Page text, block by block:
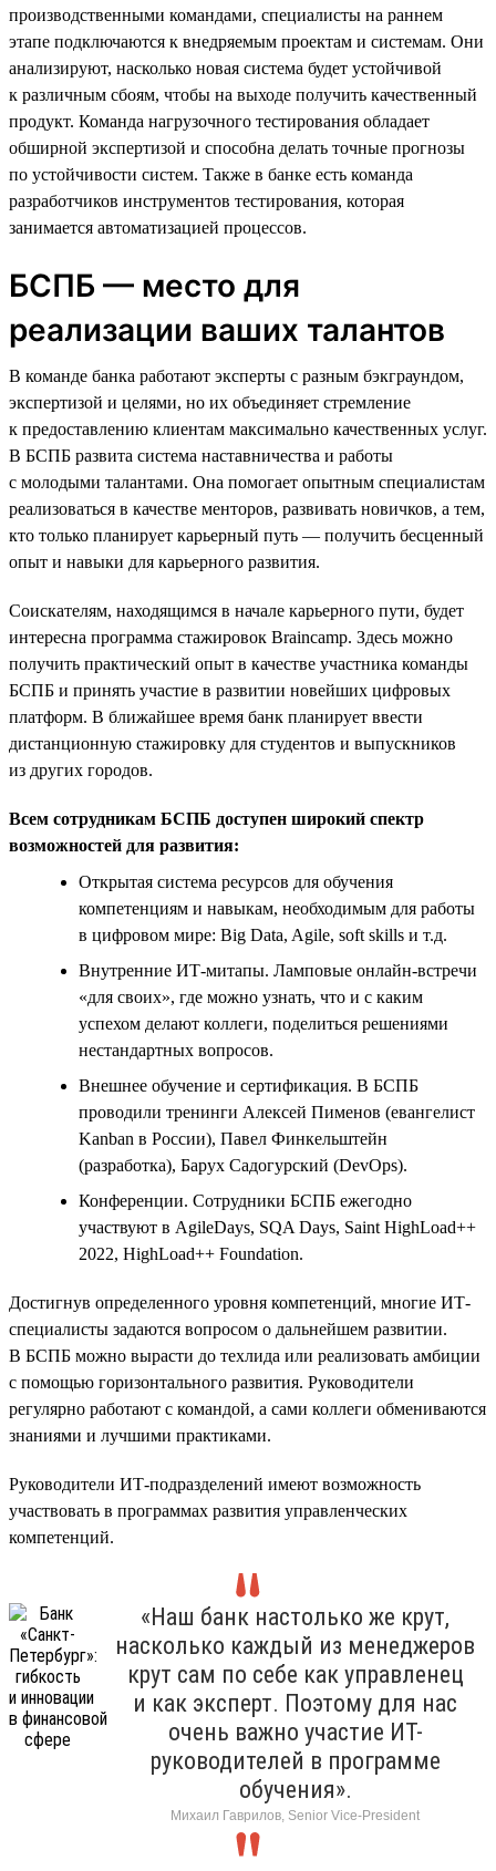
производственными командами, специалисты на раннем
этапе подключаются к внедряемым проектам и системам. Они
анализируют, насколько новая система будет устойчивой
к различным сбоям, чтобы на выходе получить качественный
продукт. Команда нагрузочного тестирования обладает
обширной экспертизой и способна делать точные прогнозы
по устойчивости систем. Также в банке есть команда
разработчиков инструментов тестирования, которая
занимается автоматизацией процессов.
БСПБ — место для
реализации ваших талантов
В команде банка работают эксперты с разным бэкграундом,
экспертизой и целями, но их объединяет стремление
к предоставлению клиентам максимально качественных услуг.
В БСПБ развита система наставничества и работы
с молодыми талантами. Она помогает опытным специалистам
реализоваться в качестве менторов, развивать новичков, а тем,
кто только планирует карьерный путь — получить бесценный
опыт и навыки для карьерного развития.
Соискателям, находящимся в начале карьерного пути, будет
интересна программа стажировок Braincamp. Здесь можно
получить практический опыт в качестве участника команды
БСПБ и принять участие в развитии новейших цифровых
платформ. В ближайшее время банк планирует ввести
дистанционную стажировку для студентов и выпускников
из других городов.
Всем сотрудникам БСПБ доступен широкий спектр
возможностей для развития:
Открытая система ресурсов для обучения
компетенциям и навыкам, необходимым для работы
в цифровом мире: Big Data, Agile, soft skills и т.д.
Внутренние ИТ-митапы. Ламповые онлайн-встречи
«для своих», где можно узнать, что и с каким
успехом делают коллеги, поделиться решениями
нестандартных вопросов.
Внешнее обучение и сертификация. В БСПБ
проводили тренинги Алексей Пименов (евангелист
Kanban в России), Павел Финкельштейн
(разработка), Барух Садогурский (DevOps).
Конференции. Сотрудники БСПБ ежегодно
участвуют в AgileDays, SQA Days, Saint HighLoad++
2022, HighLoad++ Foundation.
Достигнув определенного уровня компетенций, многие ИТ-
специалисты задаются вопросом о дальнейшем развитии.
В БСПБ можно вырасти до техлида или реализовать амбиции
с помощью горизонтального развития. Руководители
регулярно работают с командой, а сами коллеги обмениваются
знаниями и лучшими практиками.
Руководители ИТ-подразделений имеют возможность
участвовать в программах развития управленческих
компетенций.
«Наш банк настолько же крут,
насколько каждый из менеджеров
крут сам по себе как управленец
и как эксперт. Поэтому для нас
очень важно участие ИТ-
руководителей в программе
обучения».
Михаил Гаврилов, Senior Vice-President